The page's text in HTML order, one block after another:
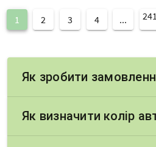
1 2 3 4 ... 241
Як зробити
Як визначити колір